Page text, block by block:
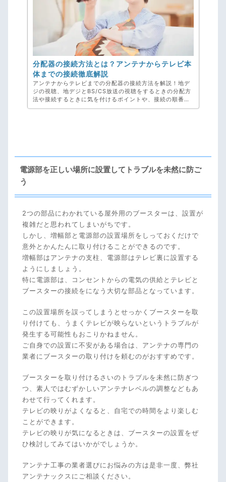
分配器の接続方法とは？アンテナからテレビ本
体までの接続徹底解説
アンテナからテレビまでの分配器の接続方法を解説！地デ
ジの視聴、地デジとBS/CS放送の視聴をするときの分配方
法や接続するときに気を付けるポイントや、接続の順番に
もふれています。複数のテレビで様々な番組を視聴したい
電源部を正しい場所に設置してトラブルを未然に防ご
う
2つの部品にわかれている屋外用のブースターは、設置が
複雑だと思われてしまいがちです。
しかし、増幅部と電源部の設置場所をしっておくだけで
意外とかんたんに取り付けることができるのです。
増幅部はアンテナの支柱、電源部はテレビ裏に設置する
ようにしましょう。
特に電源部は、コンセントからの電気の供給とテレビと
ブースターの接続をになう大切な部品となっています。
この設置場所を誤ってしまうとせっかくブースターを取
り付けても、うまくテレビが映らないというトラブルが
発生する可能性もおこりかねません。
ご自身での設置に不安がある場合は、アンテナの専門の
業者にブースターの取り付けを頼むのがおすすめです。
ブースターを取り付けるさいのトラブルを未然に防ぎつ
つ、素人ではむずかしいアンテナレベルの調整などもあ
わせて行ってくれます。
テレビの映りがよくなると、自宅での時間をより楽しむ
ことができます。
テレビの映りが気になるときは、ブースターの設置をぜ
ひ検討してみてはいかがでしょうか。
アンテナ工事の業者選びにお悩みの方は是非一度、弊社
アンテナックスにご相談ください。